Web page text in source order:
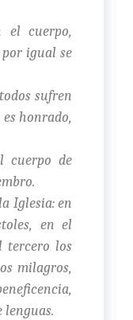
el cuerpo,
igual se
sufren
honrado,
cuerpo de
Iglesia: en
en el
tercero los
milagros,
lenguas.